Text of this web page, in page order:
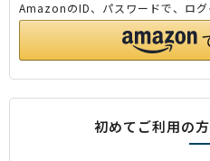
AmazonのID、パスワードで、ログ
初めてご利用の